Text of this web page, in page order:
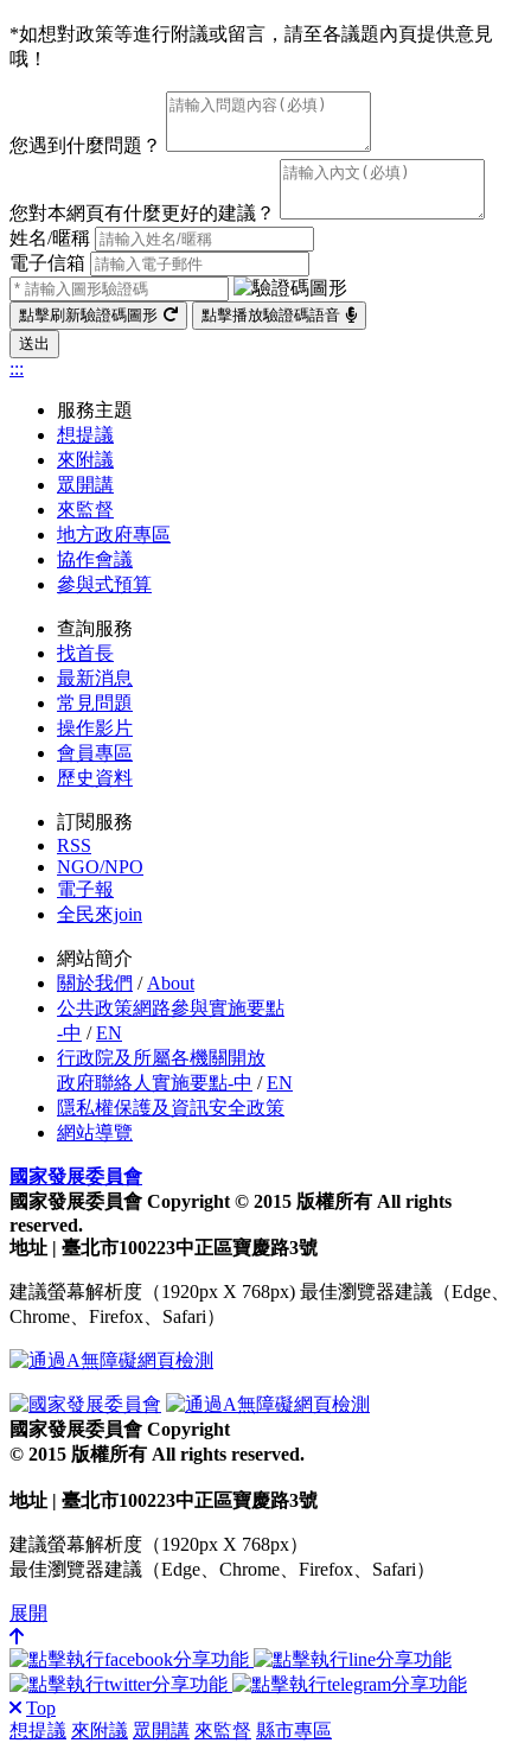
*如想對政策等進行附議或留言，請至各議題內頁提供意見
哦！
您遇到什麼問題？
您對本網頁有什麼更好的建議？
姓名/暱稱
電子信箱
點擊刷新驗證碼圖形
點擊播放驗證碼語音
送出
:::
服務主題
想提議
來附議
眾開講
來監督
地方政府專區
協作會議
參與式預算
查詢服務
找首長
最新消息
常見問題
操作影片
會員專區
歷史資料
訂閱服務
RSS
NGO/NPO
電子報
全民來join
網站簡介
關於我們 / About
公共政策網路參與實施要點
-中 /EN
行政院及所屬各機關開放
政府聯絡人實施要點-中 /EN
隱私權保護及資訊安全政策
網站導覽
國家發展委員會
國家發展委員會 Copyright © 2015 版權所有 All rights
reserved.
地址 | 臺北市100223中正區寶慶路3號
建議螢幕解析度（1920px X 768px) 最佳瀏覽器建議（Edge、
Chrome、Firefox、Safari）
國家發展委員會 Copyright
© 2015 版權所有 All rights reserved.
地址 | 臺北市100223中正區寶慶路3號
建議螢幕解析度（1920px X 768px）
最佳瀏覽器建議（Edge、Chrome、Firefox、Safari）
展開
Top
想提議 來附議 眾開講 來監督 縣市專區